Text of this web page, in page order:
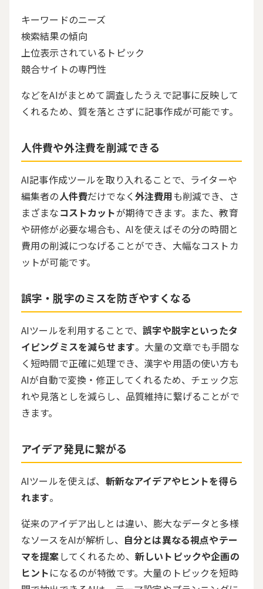
キーワードのニーズ
検索結果の傾向
上位表示されているトピック
競合サイトの専門性
などをAIがまとめて調査したうえで記事に反映して
くれるため、質を落とさずに記事作成が可能です。
人件費や外注費を削減できる
AI記事作成ツールを取り入れることで、ライターや
編集者の人件費だけでなく外注費用も削減でき、さ
まざまなコストカットが期待できます。また、教育
や研修が必要な場合も、AIを使えばその分の時間と
費用の削減につなげることができ、大幅なコストカ
ットが可能です。
誤字・脱字のミスを防ぎやすくなる
AIツールを利用することで、誤字や脱字といったタ
イピングミスを減らせます。大量の文章でも手間な
く短時間で正確に処理でき、漢字や用語の使い方も
AIが自動で変換・修正してくれるため、チェック忘
れや見落としを減らし、品質維持に繋げることがで
きます。
アイデア発見に繋がる
AIツールを使えば、 斬新なアイデアやヒントを得ら
れます。
従来のアイデア出しとは違い、膨大なデータと多様
なソースをAIが解析し、 自分とは異なる視点やテー
マを提案してくれるため、 新しいトピックや企画の
ヒントになるのが特徴です。大量のトピックを短時